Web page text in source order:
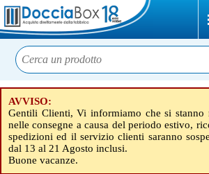
AVVISO:
Gentili Clienti, Vi informiamo che si stanno
nelle consegne a causa del periodo estivo,
spedizioni ed il servizio clienti saranno
dal 13 al 21 Agosto inclusi.
Buone vacanze.